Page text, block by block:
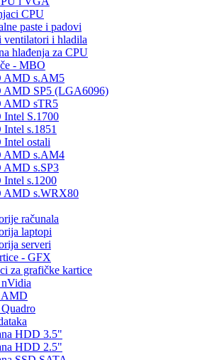
CPU
paste i padovi
ventilatori i hladila
hlađenja za CPU
- MBO
AMD s.AM5
AMD SP5 (LGA6096)
AMD sTR5
S.1700
s.1851
ostali
AMD s.AM4
AMD s.SP3
s.1200
AMD s.WRX80
računala
laptopi
serveri
- GFX
za grafičke kartice
HDD 3.5"
HDD 2.5"